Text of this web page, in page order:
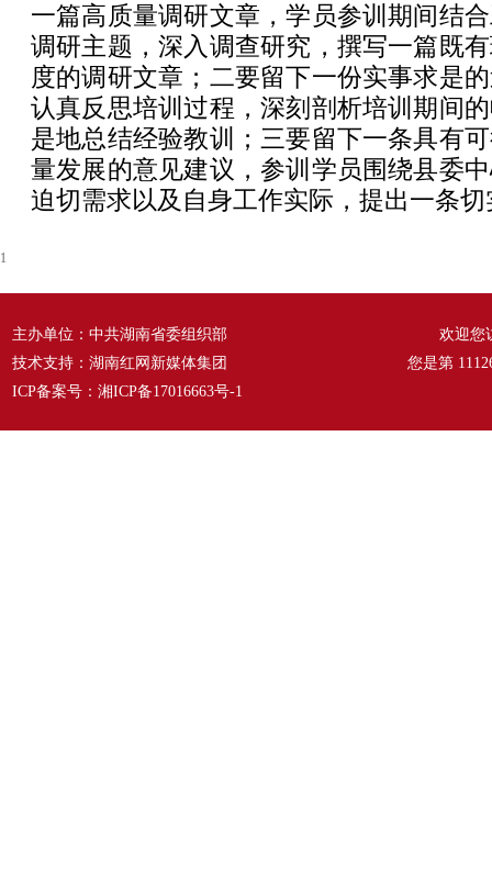
一篇高质量调研文章，学员参训期间结
调研主题，深入调查研究，撰写一篇既
度的调研文章；二要留下一份实事求是
认真反思培训过程，深刻剖析培训期间
是地总结经验教训；三要留下一条具有
量发展的意见建议，参训学员围绕县委
迫切需求以及自身工作实际，提出一条
1
主办单位：中共湖南省委组织部
技术支持：湖南红网新媒体集团
ICP备案号： 湘ICP备17016663号-1
欢迎您
您是第